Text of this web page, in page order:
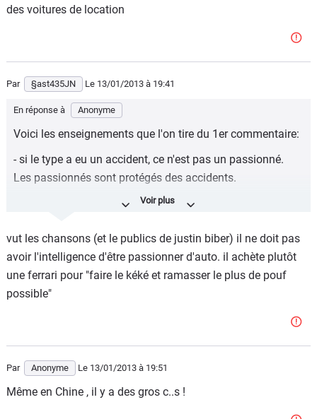
vraisemblablement le propriétaire de cette F12) qui
des voitures de location
Par §ast435JN Le 13/01/2013 à 19:41
En réponse à Anonyme
Voici les enseignements que l'on tire du 1er commentaire:
- si le type a eu un accident, ce n'est pas un passionné.
Les passionnés sont protégés des accidents.
- un passionné d'une marque n'achète pas de voiture
- un nouveau riche, un footballeur, ou un people ne peut
pas être un passionné de Ferrari. Ces 3 statuts l'interdisent
formellement.
semble savoir de source infaillible que celui-ci n'est pas un
passionné de sa Ferrari.
Renault72, merci pour ce beau ramassis d'inepties
vut les chansons (et le publics de justin biber) il ne doit pas
avoir l'intelligence d'être passionner d'auto. il achète plutôt
une ferrari pour "faire le kéké et ramasser le plus de pouf
possible"
Par Anonyme Le 13/01/2013 à 19:51
Même en Chine , il y a des gros c..s !